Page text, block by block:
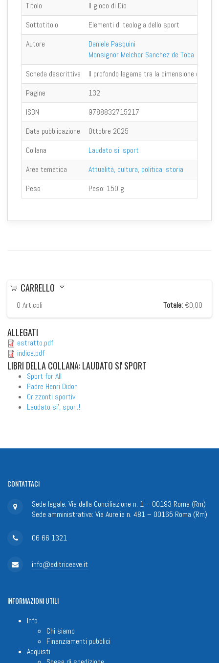
Titolo
Il gioco di Dio
Sottotitolo
Elementi di teologia dello sport
Autore
Daniele Pasquini
Monsignor Melchor Sanchez de Toca
Scheda descrittiva
Il profondo legame tra la dimensione divina
Pagine
132
ISBN
9788832715217
Data pubblicazione
Ottobre 2025
Collana
Laudato si' sport
Area tematica
Attualità, cultura, politica, storia
Peso
Peso: 150 g
CARRELLO
0 Articoli Totale: €0,00
ALLEGATI
estratto.pdf
indice.pdf
LIBRI DELLA COLLANA: LAUDATO SI' SPORT
Sport for All
Padre Henri Didon
Orizzonti sportivi
Laudato si', sport!
CONTATTACI
Sede legale: Via della Conciliazione n. 1 – 00193 Roma (Rm)
Sede amministrativa: Via Aurelia n. 481 – 00165 Roma (Rm)
06 66 1321
info@editriceave.it
INFORMAZIONIUTILI
Info
Chi siamo
Finanziamenti pubblici
Acquisti